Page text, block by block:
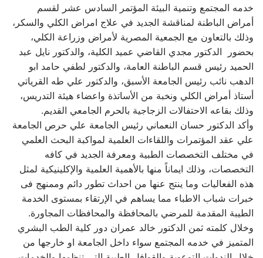
خدمه المجتمع وتنمية البيئة المؤتمر السادس عشر لقسم
أمراض الباطنة لمناقشة الجديد في علاج امراض الكلي والسكر،
وذلك بالتعاون مع الجمعية المصرية لأمراض وزراعة الكلي،
بحضور الدكتور مجدي القاضي عميد الكلية، والدكتور نايل عبد
الحميد رئيس قسم الباطنة العامة، والدكتور لطفي حامد ابو
الدهب نائب رئيس الجامعة الأسبق، والدكتور علي طه القرياتي
أستاذ أمراض الكلي ونخبة من الأساتذة واعضاء هيئة التدريس،
وذلك بقاعه الاحتفالات الزجاجية بالحرم الجامعي القديم.
وأكد الدكتور حسان النعماني رئيس الجامعة علي حرص الجامعة
علي عقد المؤتمرات واللقاءات العلمية لمواكبة البحث العلمي
في مختلف التخصصات الطبية ومعرفة الجديد في كافه
التخصصات، وذلك ايماناً منها بالأهمية العلمية والإكلينيكية لمثل
هذه الفعاليات وما ينتج عنها من احداث تطور دائم وممنهج فى
خبرات شباب الاطباء مما يساهم في الإرتقاء بمستوى الخدمة
الطيبة المقدمة للمرضي بالمحافظة والمحافظات المجاورة.
وخلال كلمته ثمن الدكتور خالد عمران دور كلية الطب البشري
المتميز في خدمه المجتمع سواء داخل الجامعة او خارجها من